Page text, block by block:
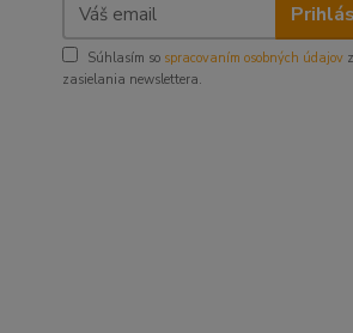
Súhlasím so spracovaním osobných údajov
zasielania newslettera.